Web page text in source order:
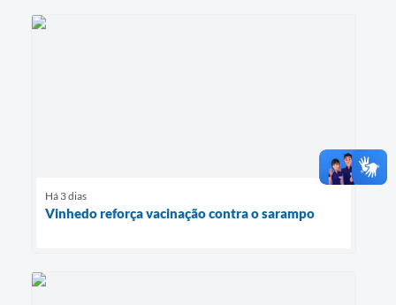
Há 3 dias
Vinhedo reforça vacinação contra o sarampo